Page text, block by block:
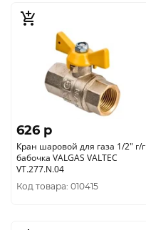
626 p
Кран шаровой для газа 1/2" г/г
бабочка VALGAS VALTEC
VT.277.N.04
Код товара: 010415